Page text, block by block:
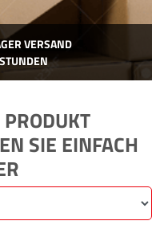
VERSAND
SIE EINFACH